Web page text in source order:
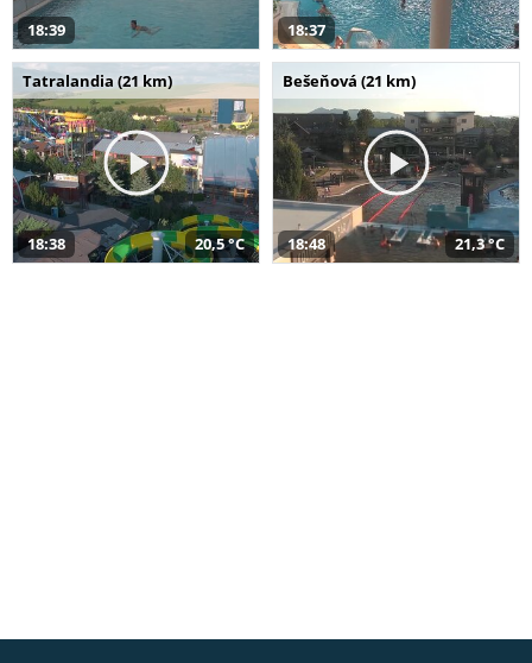
18:39 18:37
Tatralandia (21 km)
18:38 20,5 °C
Bešeňová (21 km)
18:48 21,3 °C